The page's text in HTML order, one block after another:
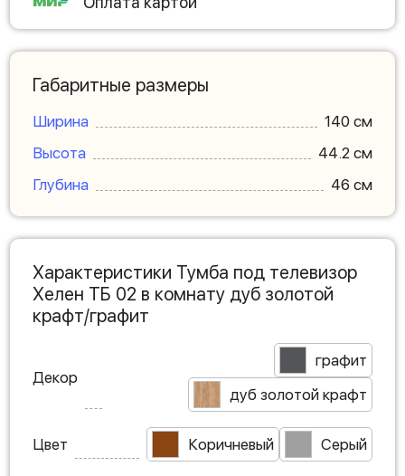
Габаритные размеры
Ширина
140 см
Высота
44.2 см
Глубина
46 см
Характеристики Тумба под телевизор
Хелен ТБ 02 в комнату дуб золотой
крафт/графит
Декор
графит
дуб золотой крафт
Цвет Коричневый Серый